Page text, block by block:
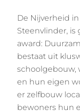
De Nijverheid
Steenvlinder, is
award:
bestaat uit
schoolgebouw,
en hun eigen
er zelfbouw
bewoners hun